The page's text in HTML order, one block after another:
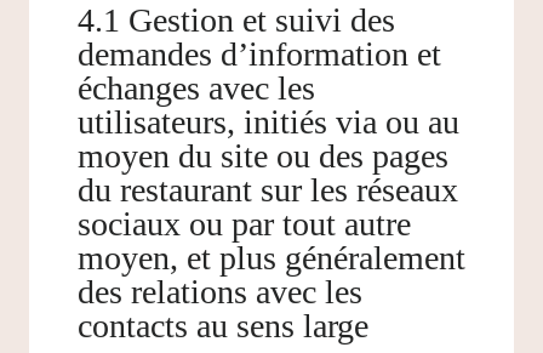
4.1 Gestion et suivi des
demandes d’information et
échanges avec les
utilisateurs, initiés via ou au
moyen du site ou des pages
du restaurant sur les réseaux
sociaux ou par tout autre
moyen, et plus généralement
des relations avec les
contacts au sens large